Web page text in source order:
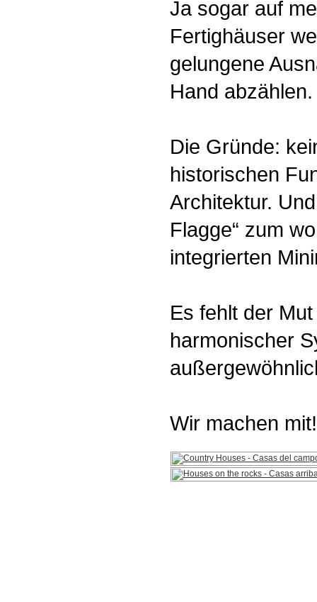
Ja sogar auf
Fertighäuser
gelungene
Hand abzählen.
Die Gründe:
historischen
Architektur.
Flagge“ zum
integrierten
Es fehlt der
harmonischer
Wir machen mit!